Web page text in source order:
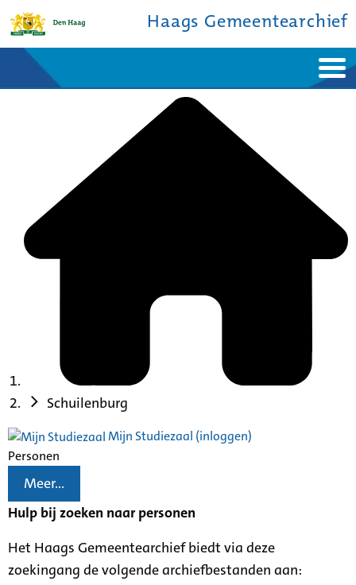
Haags Gemeentearchief
Bronnen en collecties
Schuilenburg
Mijn Studiezaal (inloggen)
Personen
Meer...
Hulp bij zoeken naar personen
Het Haags Gemeentearchief biedt via deze
zoekingang de volgende archiefbestanden aan: